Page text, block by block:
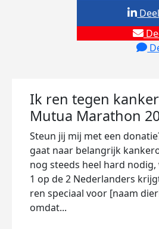
Ik ren tegen
Mutua Marathon
Steun jij mij met een
gaat naar belangrijk
nog steeds heel hard
1 op de 2 Nederlanders
ren speciaal voor [naam
omdat...